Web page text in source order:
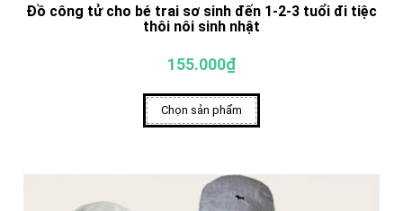
Đồ công tử cho bé trai sơ sinh đến 1-2-3 tuổi đi tiệc
thôi nôi sinh nhật
155.000₫
Chọn sản phẩm